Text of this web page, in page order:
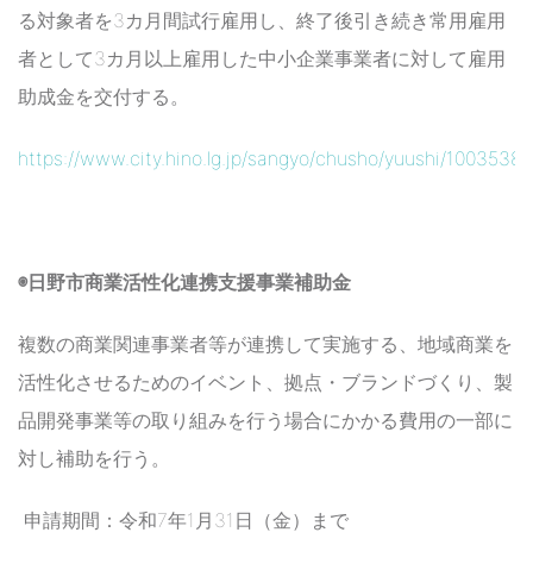
る対象者を3カ月間試行雇用し、終了後引き続き常用雇用
者として3カ月以上雇用した中小企業事業者に対して雇用
助成金を交付する。
https://www.city.hino.lg.jp/sangyo/chusho/yuushi/
◉日野市商業活性化連携支援事業補助金
複数の商業関連事業者等が連携して実施する、地域商業を
活性化させるためのイベント、拠点・ブランドづくり、製
品開発事業等の取り組みを行う場合にかかる費用の一部に
対し補助を行う。
申請期間：令和7年1月31日（金）まで